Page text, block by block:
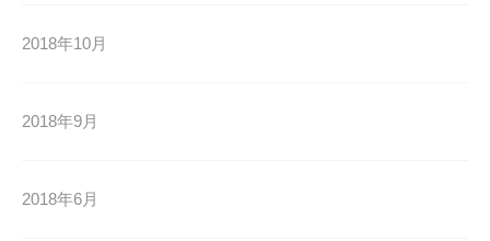
2018年10月
2018年9月
2018年6月